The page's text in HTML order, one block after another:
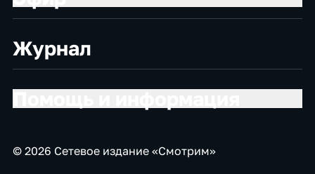
Журнал
© 2026 Сетевое издание «Смотрим»